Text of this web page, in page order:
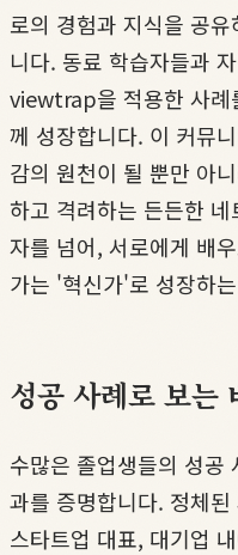
로의 경험과 지식을 공
니다. 동료 학습자들과
viewtrap을 적용한 사례
께 성장합니다. 이 커뮤
감의 원천이 될 뿐만 아
하고 격려하는 든든한
자를 넘어, 서로에게 배
가는 '혁신가'로 성장하
성공 사례로 보는
수많은 졸업생들의 성공
과를 증명합니다. 정체
스타트업 대표, 대기업